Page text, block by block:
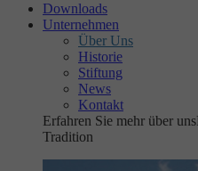
Downloads
Unternehmen
Über Uns
Historie
Stiftung
News
Kontakt
Erfahren Sie mehr über uns
Tradition